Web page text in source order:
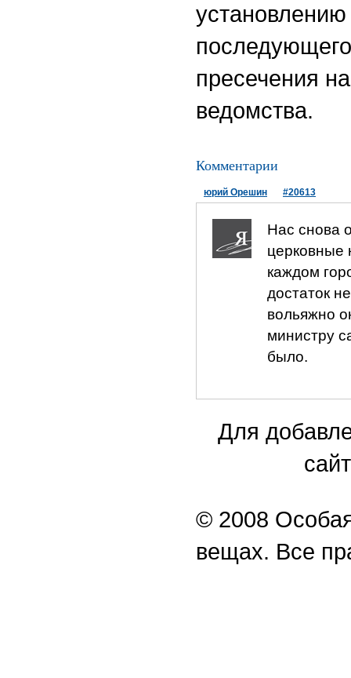
пресечения
ведомства.
Комментарии
юрий Орешин #20613
Нас снова
церковные
каждом
достаток
вольяжно
министру
было.
Для
© 2008
вещах. Все